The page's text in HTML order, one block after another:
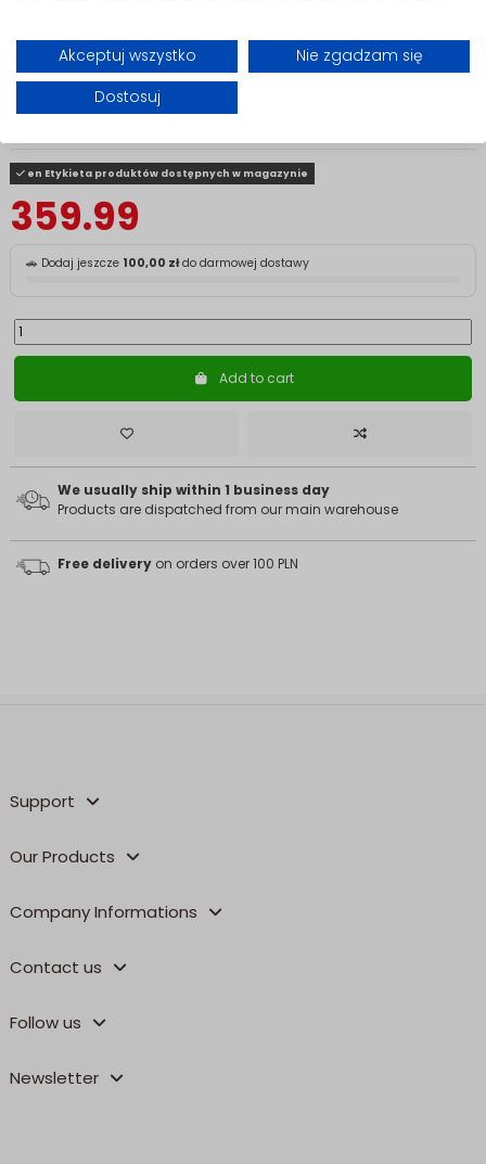
Akceptuj wszystko
Nie zgadzam się
Dostosuj
Variants
en Etykieta produktów dostępnych w magazynie
359.99
🚗 Dodaj jeszcze 100,00 złdo darmowej dostawy
Add to cart
We usually ship within 1 business day
Products are dispatched from our main warehouse
Free delivery on orders over 100 PLN
Support
Our Products
Company Informations
Contact us
Follow us
Newsletter